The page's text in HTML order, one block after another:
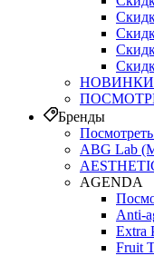
НОВИНКИ
Бренды
ABG Lab
AGENDA
Anti-
Extra
Fruit